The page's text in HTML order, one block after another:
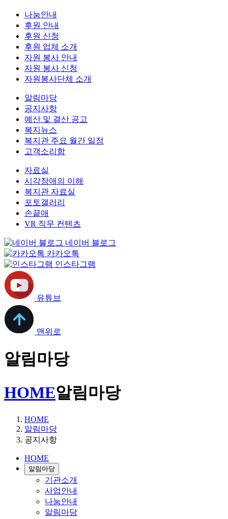
나눔안내
후원 안내
후원 신청
후원 업체 소개
자원 봉사 안내
자원 봉사 신청
자원봉사단체 소개
알림마당
공지사항
예산 및 결산 공고
복지뉴스
복지관 주요 월간 일정
고객소리함
자료실
시각장애의 이해
복지관 자료실
포토갤러리
손끝애
VR 직무 컨텐츠
네이버 블로그
카카오톡
인스타그램
유튜브
맨위로
알림마당
HOME알림마당
HOME
알림마당
공지사항
HOME
알림마당
기관소개
사업안내
나눔안내
알림마당